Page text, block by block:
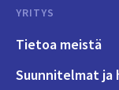
YRITYS
Tietoa meistä
Suunnitelmat ja